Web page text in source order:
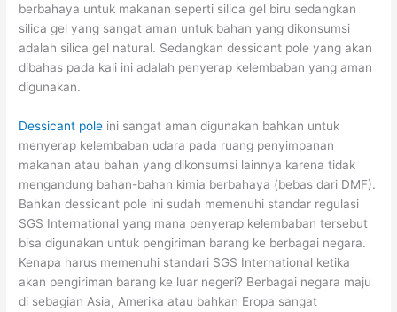
berbahaya untuk makanan seperti silica gel biru sedangkan
silica gel yang sangat aman untuk bahan yang dikonsumsi
adalah silica gel natural. Sedangkan dessicant pole yang akan
dibahas pada kali ini adalah penyerap kelembaban yang aman
digunakan.
Dessicant pole ini sangat aman digunakan bahkan untuk
menyerap kelembaban udara pada ruang penyimpanan
makanan atau bahan yang dikonsumsi lainnya karena tidak
mengandung bahan-bahan kimia berbahaya (bebas dari DMF).
Bahkan dessicant pole ini sudah memenuhi standar regulasi
SGS International yang mana penyerap kelembaban tersebut
bisa digunakan untuk pengiriman barang ke berbagai negara.
Kenapa harus memenuhi standari SGS International ketika
akan pengiriman barang ke luar negeri? Berbagai negara maju
di sebagian Asia, Amerika atau bahkan Eropa sangat